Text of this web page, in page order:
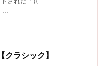
...
ラシック】